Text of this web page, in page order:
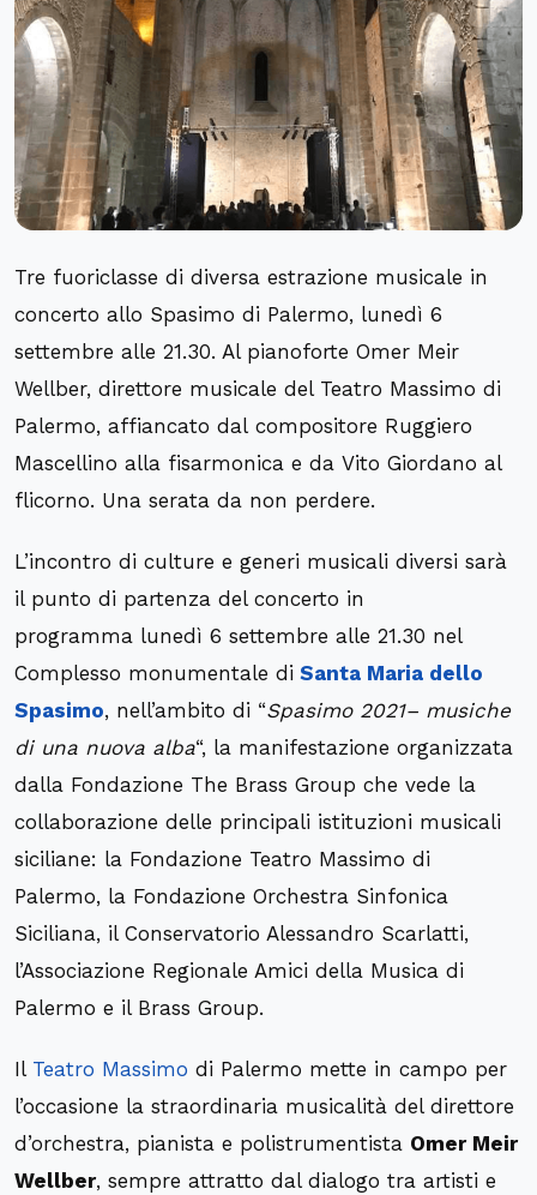
Tre fuoriclasse di diversa estrazione musicale in
concerto allo Spasimo di Palermo, lunedì 6
settembre alle 21.30. Al pianoforte Omer Meir
Wellber, direttore musicale del Teatro Massimo di
Palermo, affiancato dal compositore Ruggiero
Mascellino alla fisarmonica e da Vito Giordano al
flicorno. Una serata da non perdere.
L’incontro di culture e generi musicali diversi sarà
il punto di partenza del concerto in
programma lunedì 6 settembre alle 21.30 nel
Complesso monumentale di Santa Maria dello
Spasimo, nell’ambito di “Spasimo 2021– musiche
di una nuova alba“, la manifestazione organizzata
dalla Fondazione The Brass Group che vede la
collaborazione delle principali istituzioni musicali
siciliane: la Fondazione Teatro Massimo di
Palermo, la Fondazione Orchestra Sinfonica
Siciliana, il Conservatorio Alessandro Scarlatti,
l’Associazione Regionale Amici della Musica di
Palermo e il Brass Group.
Il Teatro Massimo di Palermo mette in campo per
l’occasione la straordinaria musicalità del direttore
d’orchestra, pianista e polistrumentista Omer Meir
Wellber, sempre attratto dal dialogo tra artisti e